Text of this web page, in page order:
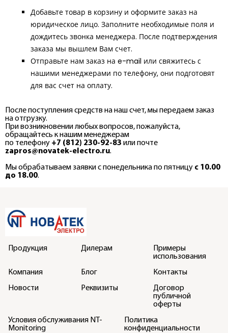
Добавьте товар в корзину и оформите заказ на
юридическое лицо. Заполните необходимые поля и
дождитесь звонка менеджера. После подтверждения
заказа мы вышлем Вам счет.
Отправьте нам заказ на e-mail или свяжитесь с
нашими менеджерами по телефону, они подготовят
для вас счет на оплату.
После поступления средств на наш счет, мы передаем заказ
на отгрузку.
При возникновении любых вопросов, пожалуйста,
обращайтесь к нашим менеджерам
по телефону +7 (812) 230-92-83 или почте
zapros@novatek-electro.ru.
Мы обрабатываем заявки с понедельника по пятницу с 10.00
до 18.00.
Продукция Дилерам
Примеры
использования
Компания
Блог
Контакты
Новости
Реквизиты
Договор
публичной
оферты
Условия обслуживания NT-
Monitoring
Политика
конфиденциальности